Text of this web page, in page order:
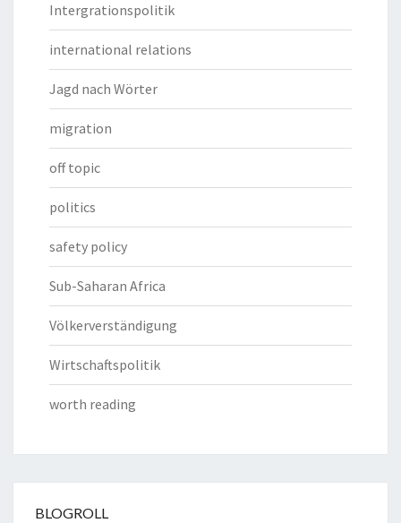
Intergrationspolitik
international relations
Jagd nach Wörter
migration
off topic
politics
safety policy
Sub-Saharan Africa
Völkerverständigung
Wirtschaftspolitik
worth reading
BLOGROLL